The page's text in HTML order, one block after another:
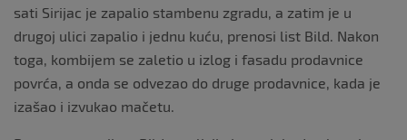
sati Sirijac je zapalio stambenu zgradu, a zatim je u
drugoj ulici zapalio i jednu kuću, prenosi list Bild. Nakon
toga, kombijem se zaletio u izlog i fasadu prodavnice
povrća, a onda se odvezao do druge prodavnice, kada je
izašao i izvukao mačetu.